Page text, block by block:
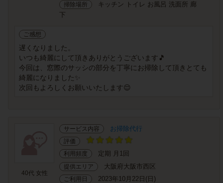
掃除場所
キッチン トイレ お風呂 洗面所 廊
下
ご感想
遅くなりました。
いつも綺麗にして頂きありがとうございます🎵
今回は、窓際のサッシの部分を丁寧にお掃除して頂きとても
綺麗になりました✨
次回もよろしくお願いいたします😌
40代 女性
サービス内容 お掃除代行
評価
利用頻度
定期 月1回
提供エリア 大阪府大阪市西区
ご利用日 2023年10月22日(日)